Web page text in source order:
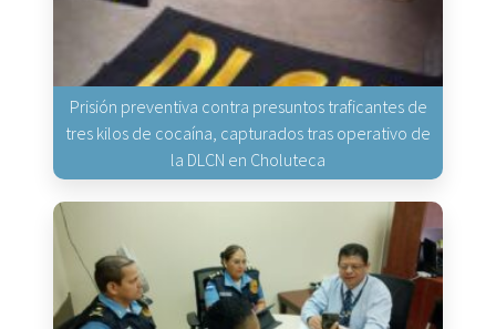
Prisión preventiva contra presuntos traficantes de
tres kilos de cocaína, capturados tras operativo de
la DLCN en Choluteca